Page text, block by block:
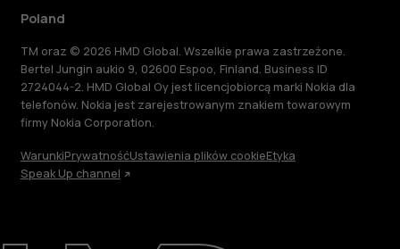
Naprawa i recykling
Poland
TM oraz © 2026 HMD Global. Wszelkie prawa zastrzeżone.
Bertel Jungin aukio 9, 02600 Espoo, Finland. Business ID
2724044-2. HMD Global Oy jest licencjobiorcą marki Nokia dla
telefonów. Nokia jest zarejestrowanym znakiem towarowym
firmy Nokia Corporation.
WarunkiPrywatnośćUstawienia plików cookieEtyka
Speak Up channel